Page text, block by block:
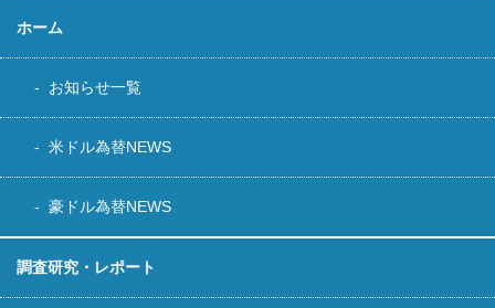
ホーム
お知らせ一覧
米ドル為替NEWS
豪ドル為替NEWS
調査研究・レポート